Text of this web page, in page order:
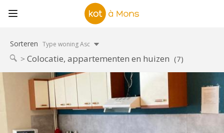
Sorteren Type woning Asc
Colocatie, appartementen en huizen (7)
Praktische Informatie
Kosten:
80 €
Duur:
11 maanden
Domiciliëring: